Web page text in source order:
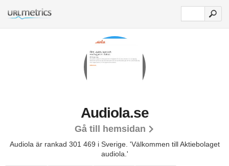
Audiola.se
Gå till hemsidan
Audiola är rankad 301 469 i Sverige. 'Välkommen till Aktiebolaget
audiola.'